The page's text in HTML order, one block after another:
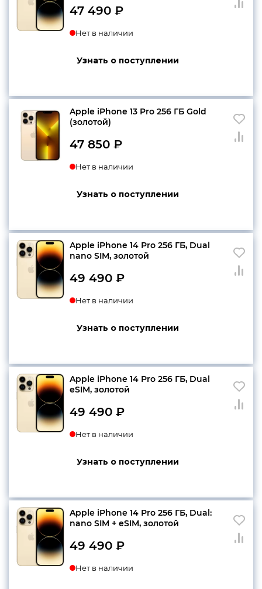
47 490 ₽
Нет в наличии
Узнать о поступлении
Apple iPhone 13 Pro 256 ГБ Gold
(золотой)
47 850 ₽
Нет в наличии
Узнать о поступлении
Apple iPhone 14 Pro 256 ГБ, Dual
nano SIM, золотой
49 490 ₽
Нет в наличии
Узнать о поступлении
Apple iPhone 14 Pro 256 ГБ, Dual
еSIM, золотой
49 490 ₽
Нет в наличии
Узнать о поступлении
Apple iPhone 14 Pro 256 ГБ, Dual:
nano SIM + eSIM, золотой
49 490 ₽
Нет в наличии